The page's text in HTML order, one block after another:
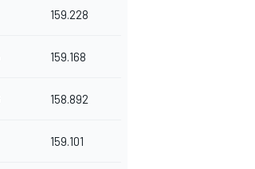
159.228
159.168
158.892
159.101